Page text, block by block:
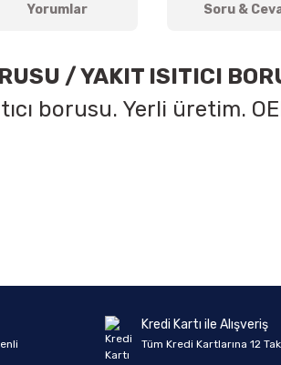
Yorumlar Soru &
/ YAKIT ISITICI
borusu. Yerli üretim.
Kredi Kartı ile Alışveriş
Tüm Kredi Kartlarına 12